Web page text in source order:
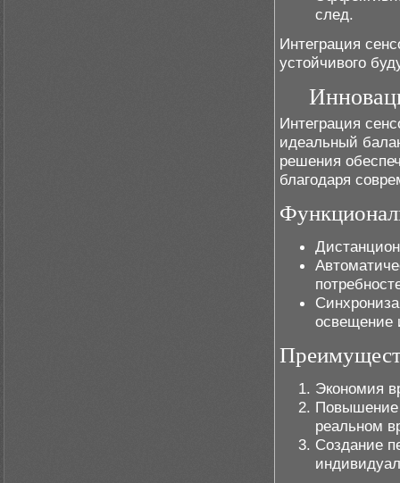
след.
Интеграция
устойчивого
Интеграция
идеальный
решения
благодаря
освещение
Экономия
Повышение
реальном
Создание